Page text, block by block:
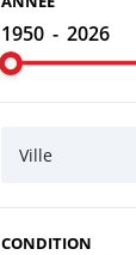
1950 - 2026
Ville
CONDITION